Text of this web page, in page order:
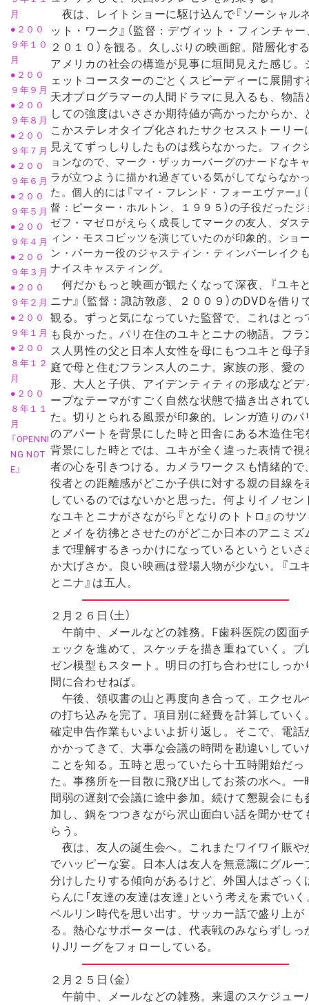
月
●２００
９年１０
月
●２００
９年９月
●２００
９年８月
●２００
９年７月
●２００
９年６月
●２００
９年５月
●２００
９年４月
●２００
９年３月
●２００
９年２月
●２００
９年１月
●２００
８年１２
月
●２００
８年１１
月
『OPENNI
NG NOT
E』
夜は、レイトショーに駆け込んで『ソーシャル
ット・ワーク』（監督：デヴィット・フィンチャ
２０１０）を観る。久しぶりの映画館。階層化す
アメリカの社会の構造が見事に垣間見えた感じ。
ェットコースターのごとくスピーディーに展開す
天才プログラマーの人間ドラマに見入るも、物語
しての強度はいささか期待値が高かったからか、
こかステレオタイプ化されたサクセスストーリー
見えてずっしりしたものは残らなかった。 フィク
ョンなので、マーク・ザッカーバーグのナードなキ
ラが立つように描かれ過ぎている気がしてならなか
た。個人的には『マイ・フレンド・フォーエヴァー』
督：ピーター・ホルトン、１９９５）の子役だったジ
ゼフ・マゼロがえらく成長してマークの友人、ダス
ィン・モスコビッツを演じていたのが印象的。ショ
ン・パーカー役のジャスティン・ティンバーレイク
ナイスキャスティング。
何だかもっと映画が観たくなって深夜、『ユキ
ニナ』（監督：諏訪敦彦、２００９）のDVDを借り
観る。ずっと気になっていた監督で、これはとっ
も良かった。パリ在住のユキとニナの物語。フラ
ス人男性の父と日本人女性を母にもつユキと母子
庭で母と住むフランス人のニナ。家族の形、愛の
形、大人と子供、アイデンティティの形成などデ
ープなテーマがすごく自然な状態で描き出されて
た。切りとられる風景が印象的。レンガ造りのパ
のアパートを背景にした時と田舎にある木造住宅
背景にした時とでは、ユキが全く違った表情で視
者の心を引きつける。カメラワークスも情緒的で
役者との距離感がどこか子供に対する親の目線を
しているのではないかと思った。何よりイノセン
なユキとニナがさながら『となりのトトロ』のサ
とメイを彷彿とさせたのがどこか日本のアニミズ
まで理解するきっかけになっているというといさ
か大げさか。良い映画は登場人物が少ない。『ユ
とニナ』は五人。
２月２６日（土）
午前中、メールなどの雑務。F歯科医院の図面
ェックを進めて、スケッチを描き重ねていく。プ
ゼン模型もスタート。明日の打ち合わせにしっか
間に合わせねば。
午後、領収書の山と再度向き合って、エクセル
の打ち込みを完了。項目別に経費を計算していく
確定申告作業もいよいよ折り返し。そこで、電話
かかってきて、大事な会議の時間を勘違いしてい
ことを知る。五時と思っていたら十五時開始だっ
た。事務所を一目散に飛び出してお茶の水へ。一
間弱の遅刻で会議に途中参加。続けて懇親会にも
加し、鍋をつつきながら沢山面白い話を聞かせて
らう。
夜は、友人の誕生会へ。これまたワイワイ賑や
でハッピーな宴。日本人は友人を無意識にグルー
分けしたりする傾向があるけど、外国人はざっく
らんに「友達の友達は友達」という考えを素でい
ベルリン時代を思い出す。サッカー話で盛り上が
る。熱心なサポーターは、代表戦のみならずしっ
りJリーグをフォローしている。
２月２５日（金）
午前中、メールなどの雑務。来週のスケジュー